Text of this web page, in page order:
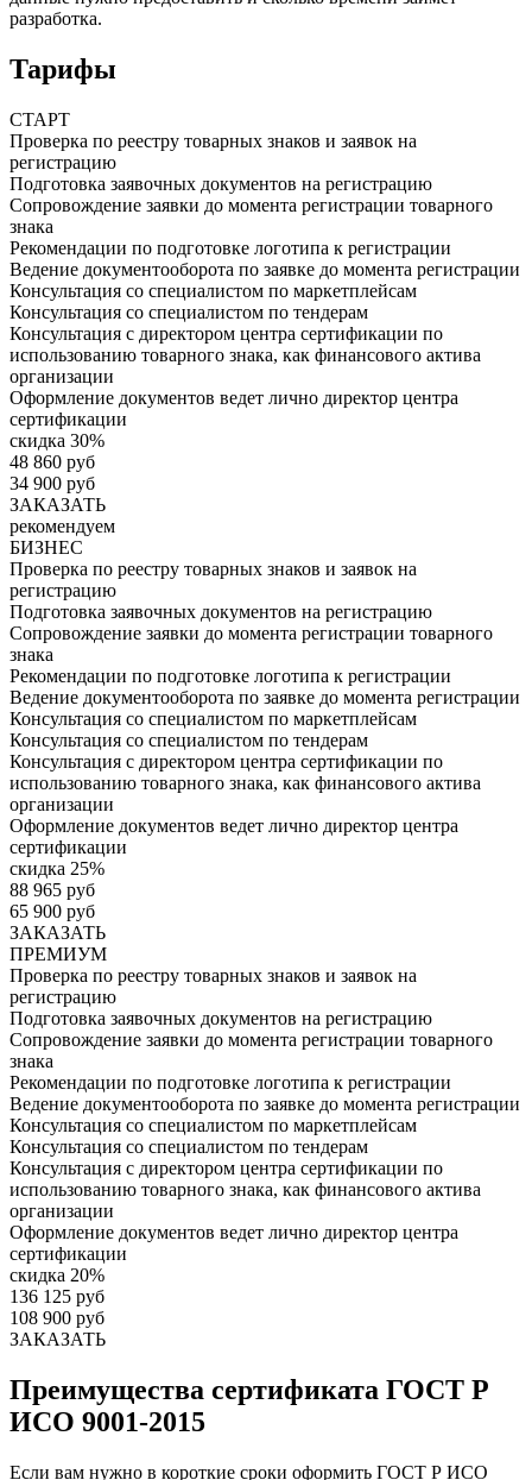
разработка.
Тарифы
СТАРТ
Проверка по реестру товарных знаков и заявок на
регистрацию
Подготовка заявочных документов на регистрацию
Сопровождение заявки до момента регистрации товарного
знака
Рекомендации по подготовке логотипа к регистрации
Ведение документооборота по заявке до момента регистрации
Консультация со специалистом по маркетплейсам
Консультация со специалистом по тендерам
Консультация с директором центра сертификации по
использованию товарного знака, как финансового актива
организации
Оформление документов ведет лично директор центра
сертификации
скидка 30%
48 860 руб
34 900 руб
ЗАКАЗАТЬ
рекомендуем
БИЗНЕС
Проверка по реестру товарных знаков и заявок на
регистрацию
Подготовка заявочных документов на регистрацию
Сопровождение заявки до момента регистрации товарного
знака
Рекомендации по подготовке логотипа к регистрации
Ведение документооборота по заявке до момента регистрации
Консультация со специалистом по маркетплейсам
Консультация со специалистом по тендерам
Консультация с директором центра сертификации по
использованию товарного знака, как финансового актива
организации
Оформление документов ведет лично директор центра
сертификации
скидка 25%
88 965 руб
65 900 руб
ЗАКАЗАТЬ
ПРЕМИУМ
Проверка по реестру товарных знаков и заявок на
регистрацию
Подготовка заявочных документов на регистрацию
Сопровождение заявки до момента регистрации товарного
знака
Рекомендации по подготовке логотипа к регистрации
Ведение документооборота по заявке до момента регистрации
Консультация со специалистом по маркетплейсам
Консультация со специалистом по тендерам
Консультация с директором центра сертификации по
использованию товарного знака, как финансового актива
организации
Оформление документов ведет лично директор центра
сертификации
скидка 20%
136 125 руб
108 900 руб
ЗАКАЗАТЬ
Преимущества сертификата ГОСТ Р
ИСО 9001-2015
Если вам нужно в короткие сроки оформить ГОСТ Р ИСО